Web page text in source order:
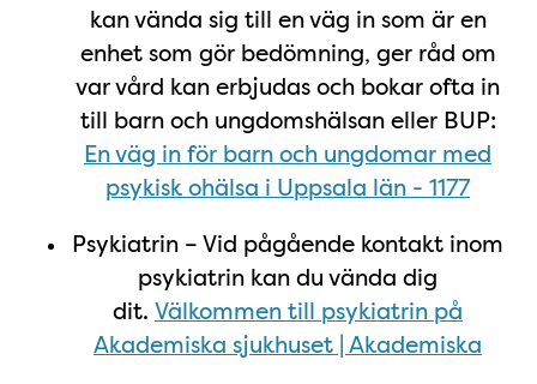
kan vända sig till en väg in som är en
enhet som gör bedömning, ger råd om
var vård kan erbjudas och bokar ofta in
till barn och ungdomshälsan eller BUP:
En väg in för barn och ungdomar med
psykisk ohälsa i Uppsala län - 1177
Psykiatrin – Vid pågående kontakt inom
psykiatrin kan du vända dig
dit. Välkommen till psykiatrin på
Akademiska sjukhuset | Akademiska